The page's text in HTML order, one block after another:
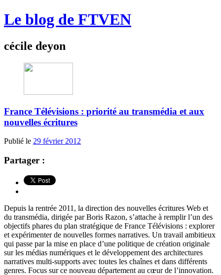
Le blog de FTVEN
cécile deyon
France Télévisions : priorité au transmédia et aux
nouvelles écritures
Publié le 29 février 2012
Partager :
Depuis la rentrée 2011, la direction des nouvelles écritures Web et
du transmédia, dirigée par Boris Razon, s’attache à remplir l’un des
objectifs phares du plan stratégique de France Télévisions : explorer
et expérimenter de nouvelles formes narratives. Un travail ambitieux
qui passe par la mise en place d’une politique de création originale
sur les médias numériques et le développement des architectures
narratives multi-supports avec toutes les chaînes et dans différents
genres. Focus sur ce nouveau département au cœur de l’innovation.